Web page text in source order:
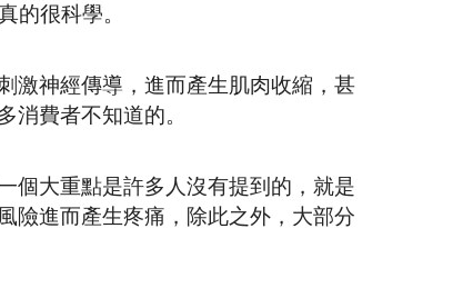
的很科學。
激神經傳導，進而產生肌肉收縮，甚
消費者不知道的。
個大重點是許多人沒有提到的，就是
險進而產生疼痛，除此之外，大部分